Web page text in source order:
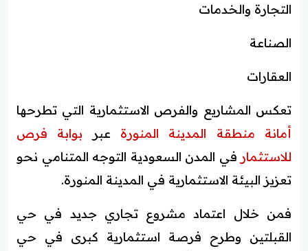
التجارة والخدمات
الصناعة
العقارات
تعكس المشاريع والفرص الاستثمارية التي تطرحها
أمانة منطقة المدينة المنورة عبر بوابة فرص
للاستثمار في المدن السعودية التوجه المتنامي نحو
تعزيز البيئة الاستثمارية في المدينة المنورة.
فمن خلال اعتماد مشروع تجاري جديد في حي
القبلتين وطرح فرصة استثمارية كبرى في حي